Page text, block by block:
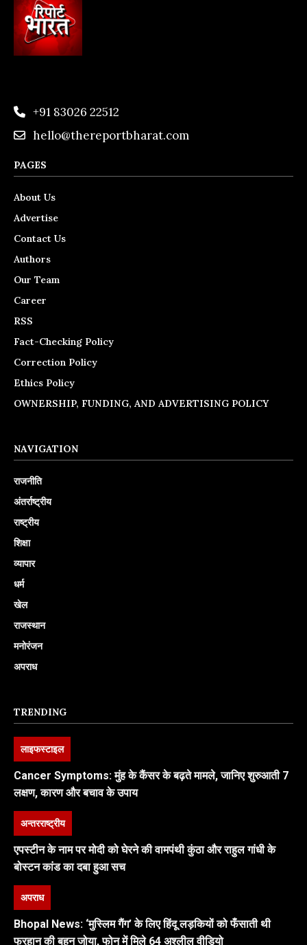
+91 83026 22512
hello@thereportbharat.com
PAGES
About Us
Advertise
Contact Us
Authors
Our Team
Career
RSS
Fact-Checking Policy
Correction Policy
Ethics Policy
OWNERSHIP, FUNDING, AND ADVERTISING POLICY
NAVIGATION
राजनीति
अंतर्राष्ट्रीय
राष्ट्रीय
शिक्षा
व्यापार
धर्म
खेल
राजस्थान
मनोरंजन
अपराध
TRENDING
लाइफस्टाइल
Cancer Symptoms: मुंह के कैंसर के बढ़ते मामले, जानिए शुरुआती 7
लक्षण, कारण और बचाव के उपाय
अन्तरराष्ट्रीय
एपस्टीन के नाम पर मोदी को घेरने की वामपंथी कुंठा और राहुल गांधी के
बोस्टन कांड का दबा हुआ सच
अपराध
Bhopal News: ‘मुस्लिम गैंग’ के लिए हिंदू लड़कियों को फँसाती थी
फरहान की बहन जोया, फोन में मिले 64 अश्लील वीडियो